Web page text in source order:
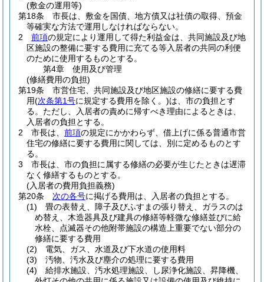
(敷金の運用等)
第18条
市長は、敷金を国債、地方債又は社債の取得、預金
等確実な方法で運用しなければならない。
2
前項の規定により運用して得た利益金は、共同施設及び地
区施設の整備に要する費用に充てる等入居者の共同の利便
のために使用するものとする。
第4章
使用及び管理
(修繕費用の負担)
第19条
市営住宅、共同施設及び地区施設の修繕に要する費
用(次条第1号に規定する費用を除く。)は、市の負担とす
る。 ただし、入居者の責めに帰すべき理由によるときは、
入居者の負担とする。
2
市長は、 前項の規定にかかわらず、借上げに係る普通市営
住宅の修繕に要する費用に関しては、別に定めるものとす
る。
3
市長は、市の負担に属する修繕の必要が生じたときは遅滞
なく修繕するものとする。
(入居者の費用負担義務)
第20条
次の各号に掲げる費用は、入居者の負担とする。
(1)
畳の表替え、障子及びふすまの張り替え、ガラスのは
め替え、木造器具及び建具の修繕等軽微な修繕並びに給
水栓、点滅器その他附帯施設の構造上重要でない部分の
修繕に要する費用
(2)
電気、ガス、水道及び下水道の使用料
(3)
汚物、汚水及び塵介の処理に要する費用
(4)
給排水施設、汚水処理施設、し尿浄化施設、昇降機、